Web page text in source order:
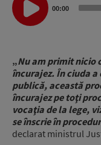
Player
00:00
„Nu am primit nicio
încurajez. În ciuda a
publică, această
încurajez pe toţi
vocaţia de la lege,
se înscrie în
declarat ministrul